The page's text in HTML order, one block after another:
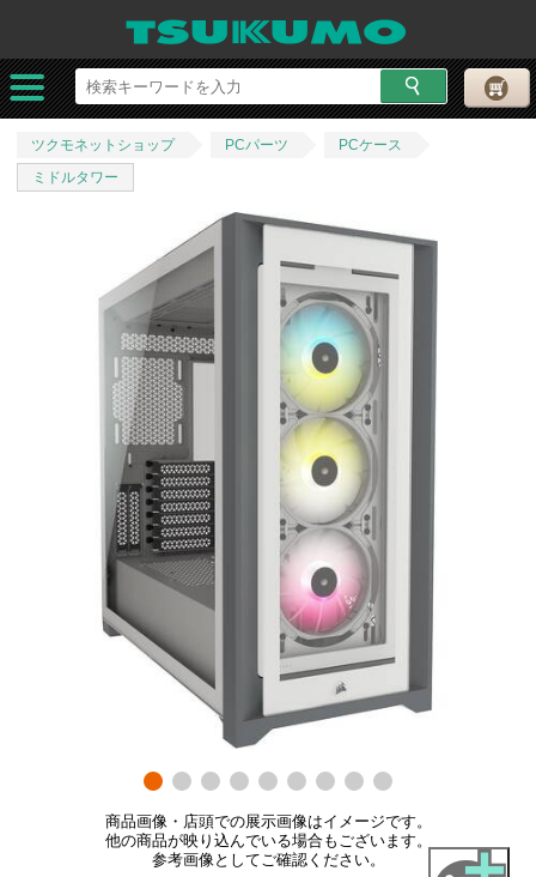
ツクモネットショップ PCパーツ
PCケース
ミドルタワー
商品画像・店頭での展示画像はイメージです。
他の商品が映り込んでいる場合もございます。
参考画像としてご確認ください。